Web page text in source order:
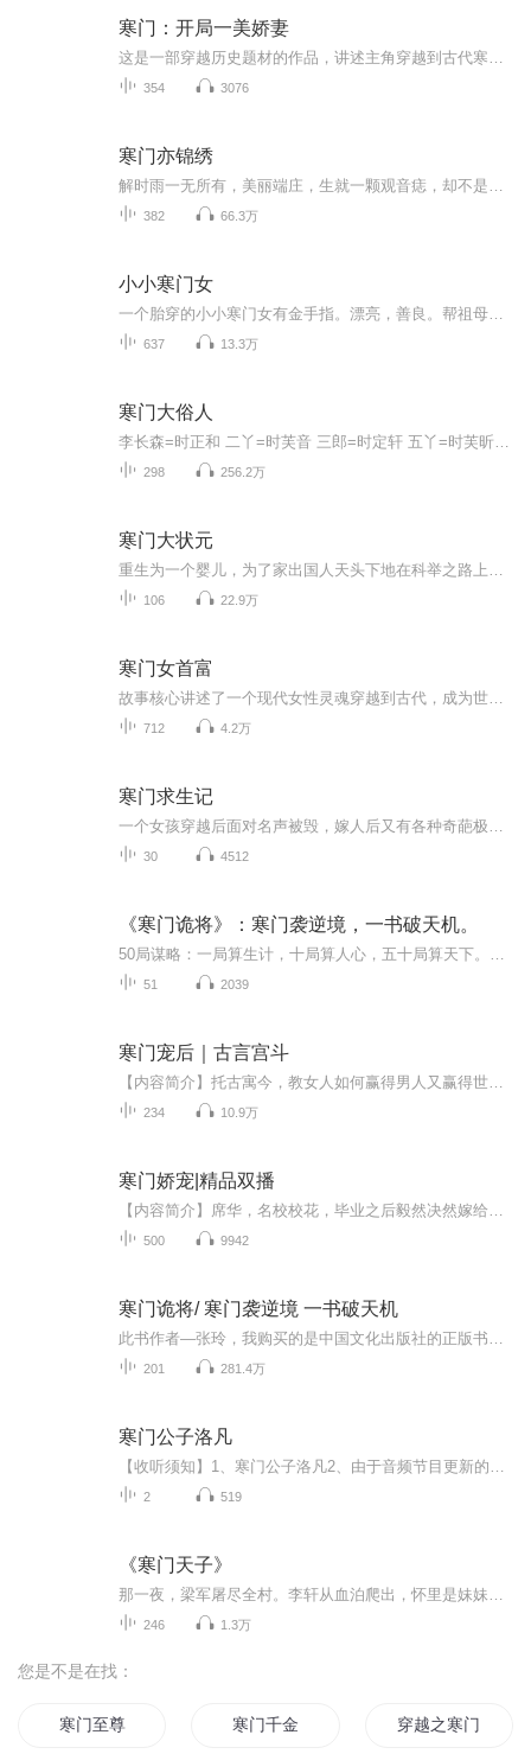
寒门：开局一美娇妻
354 3076
寒门亦锦绣
382 66.3万
小小寒门女
637 13.3万
寒门大俗人
298 256.2万
寒门大状元
106 22.9万
寒门女首富
712 4.2万
寒门求生记
30 4512
《寒门诡将》：寒门袭逆境，⼀书破天机。
51 2039
寒门宠后｜古言宫斗
234 10.9万
寒门娇宠|精品双播
500 9942
寒门诡将/ 寒门袭逆境 一书破天机
201 281.4万
寒门公子洛凡
2 519
《寒门天子》
246 1.3万
您是不是在找：
寒门至尊 寒门千金 穿越之寒门千金